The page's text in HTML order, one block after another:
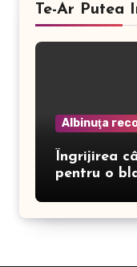
Te-Ar Putea
Albinuţa
Îngrijirea
pentru o